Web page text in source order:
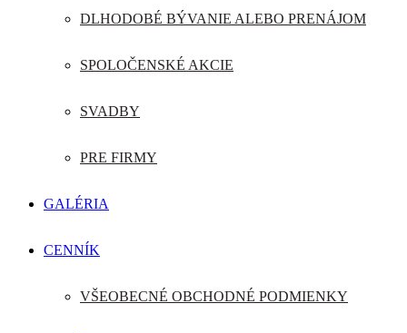
DLHODOBÉ BÝVANIE ALEBO PRENÁJOM
SPOLOČENSKÉ AKCIE
SVADBY
PRE FIRMY
GALÉRIA
CENNÍK
VŠEOBECNÉ OBCHODNÉ PODMIENKY